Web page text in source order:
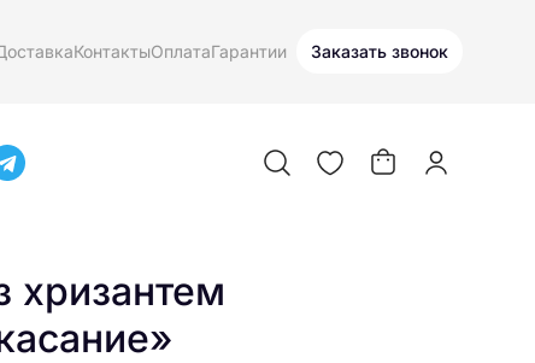
КонтактыОплатаГарантии Заказать звонок
хризантем